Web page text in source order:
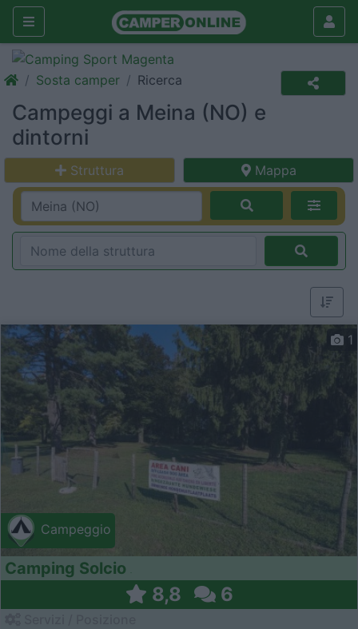
Sosta camper Ricerca
Campeggi a Meina (NO) e
dintorni
Struttura Mappa
Campeggio
1
Camping Solcio
8,8 6